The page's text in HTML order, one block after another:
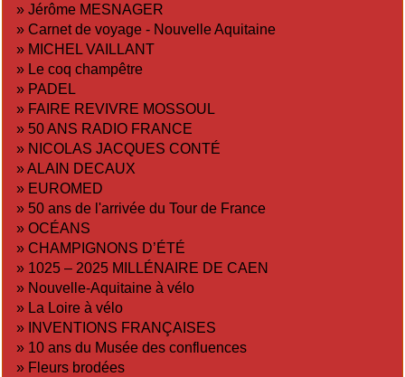
» Jérôme MESNAGER
» Carnet de voyage - Nouvelle Aquitaine
» MICHEL VAILLANT
» Le coq champêtre
» PADEL
» FAIRE REVIVRE MOSSOUL
» 50 ANS RADIO FRANCE
» NICOLAS JACQUES CONTÉ
»ALAIN DECAUX
» EUROMED
» 50 ans de l'arrivée du Tour de France
» OCÉANS
» CHAMPIGNONS D’ÉTÉ
» 1025 – 2025 MILLÉNAIRE DE CAEN
» Nouvelle-Aquitaine à vélo
» La Loire à vélo
» INVENTIONS FRANÇAISES
» 10 ans du Musée des confluences
» Fleurs brodées